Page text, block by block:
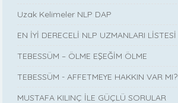
Uzak Kelimeler NLP DAP
EN İYİ DERECELİ NLP UZMANLARI LİSTESİ
TEBESSÜM – ÖLME EŞEĞİM ÖLME
TEBESSÜM - AFFETMEYE HAKKIN VAR MI?
MUSTAFA KILINÇ İLE GÜÇLÜ SORULAR